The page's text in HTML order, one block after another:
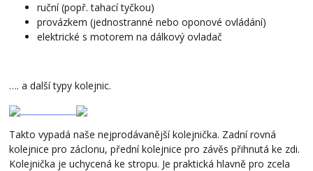
ruční (popř. tahací tyčkou)
provázkem (jednostranné nebo oponové ovládání)
elektrické s motorem na dálkový ovladač
…. a další typy kolejnic.
Takto vypadá naše nejprodávanější kolejnička. Zadní rovná
kolejnice pro záclonu, přední kolejnice pro závěs přihnutá ke zdi.
Kolejnička je uchycená ke stropu. Je praktická hlavně pro zcela